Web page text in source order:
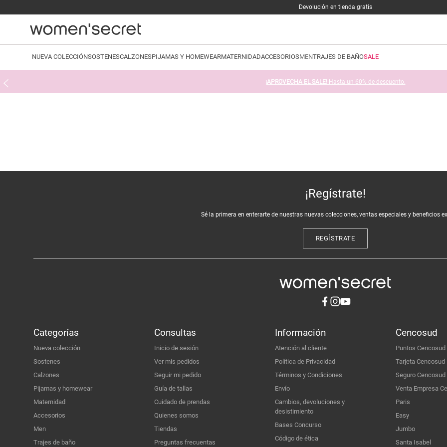
Devolución en tienda gratis
NUEVA COLECCIÓNSOSTENESCALZONESPIJAMAS Y HOMEWEARMATERNIDADACCESORIOSMENTRAJES DE BAÑOSALE
¡APROVECHA EL SALE! Hasta un 60% de descuento.
¡Regístrate!
Sé la primera en enterarte de nuestras nuevas colecciones, ventas especiales y beneficios
REGÍSTRATE
Categorías
Nueva colección
Sostenes
Calzones
Pijamas y homewear
Maternidad
Accesorios
Men
Trajes de baño
Consultas
Inicio de sesión
Ver mis pedidos
Seguir mi pedido
Guía de tallas
Cuidado de prendas
Quienes somos
Tiendas
Preguntas frecuentas
Información
Atención al cliente
Política de Privacidad
Términos y Condiciones
Envío
Cambios, devoluciones y
desistimiento
Bases Concurso
Código de ética
Cencosud
Puntos Cencosud
Tarjeta Cencosud
Seguro Cencosud
Venta Empresa
Paris
Easy
Jumbo
Santa Isabel